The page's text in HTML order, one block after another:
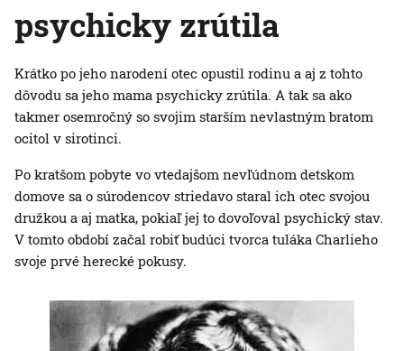
psychicky zrútila
Krátko po jeho narodení otec opustil rodinu a aj z tohto
dôvodu sa jeho mama psychicky zrútila. A tak sa ako
takmer osemročný so svojim starším nevlastným bratom
ocitol v sirotinci.
Po kratšom pobyte vo vtedajšom nevľúdnom detskom
domove sa o súrodencov striedavo staral ich otec svojou
družkou a aj matka, pokiaľ jej to dovoľoval psychický stav.
V tomto období začal robiť budúci tvorca tuláka Charlieho
svoje prvé herecké pokusy.